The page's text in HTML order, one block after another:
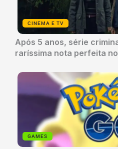
CINEMA E TV
Após 5 anos, série
raríssima nota perfeita
GAMES